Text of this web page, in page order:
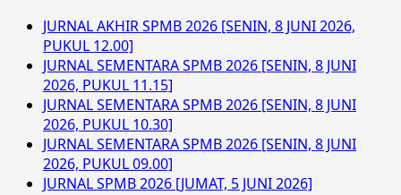
JURNAL AKHIR SPMB 2026 [SENIN, 8 JUNI 2026,
PUKUL 12.00]
JURNAL SEMENTARA SPMB 2026 [SENIN, 8 JUNI
2026, PUKUL 11.15]
JURNAL SEMENTARA SPMB 2026 [SENIN, 8 JUNI
2026, PUKUL 10.30]
JURNAL SEMENTARA SPMB 2026 [SENIN, 8 JUNI
2026, PUKUL 09.00]
JURNAL SPMB 2026 [JUMAT, 5 JUNI 2026]